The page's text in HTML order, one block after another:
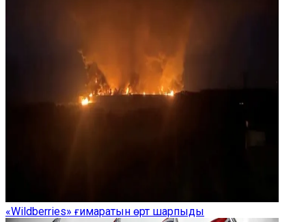
«Wildberries» ғимаратын өрт шарпыды